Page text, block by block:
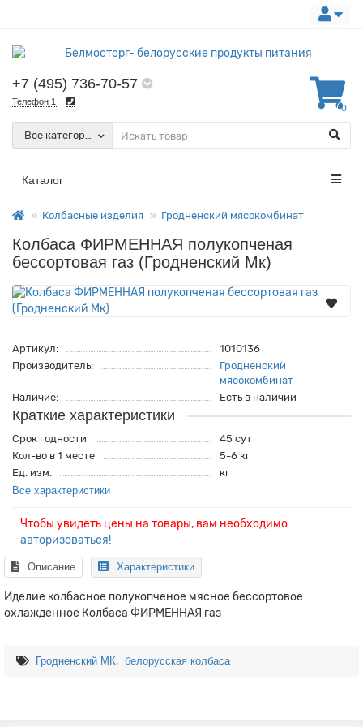
+7 (495) 736-70-57
Телефон 1
0
Все категории
Каталог
Колбасные изделия Гродненский мясокомбинат
Колбаса ФИРМЕННАЯ полукопченая
бессортовая газ (Гродненский Мк)
Артикул:
1010136
Производитель:
Гродненский
мясокомбинат
Наличие:
Есть в наличии
Краткие характеристики
Срок годности
45 сут
Кол-во в 1 месте
5-6 кг
Ед. изм.
кг
Все характеристики
Чтобы увидеть цены на товары, вам необходимо
авторизоваться!
Описание Характеристики
Иделие колбасное полукопченое мясное бессортовое
охлажденное Колбаса ФИРМЕННАЯ газ
Гродненский МК, белорусская колбаса